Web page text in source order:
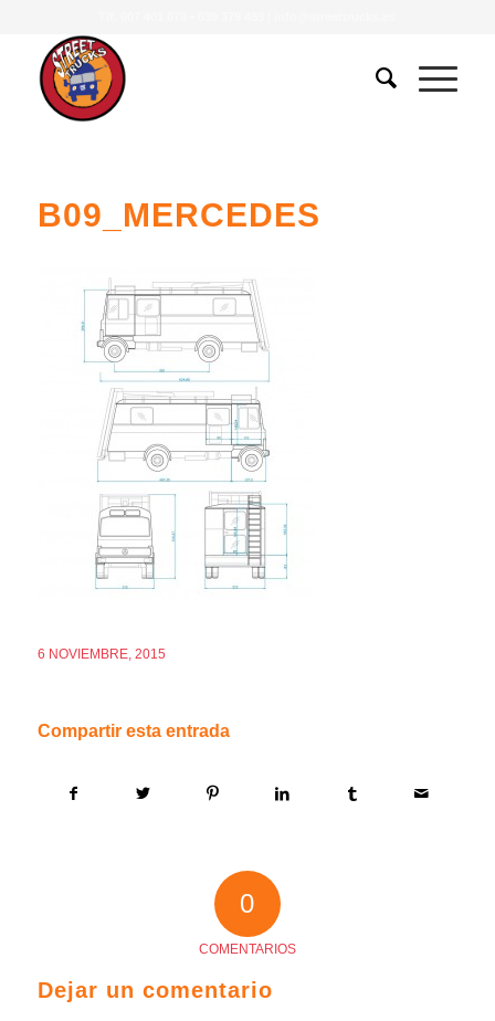
B09_MERCEDES
6 NOVIEMBRE, 2015
Compartir esta entrada
0
COMENTARIOS
Dejar un comentario